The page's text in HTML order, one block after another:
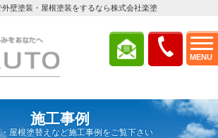
MENU
壁塗装・屋根塗装をするなら株式会社楽塗
施工事例
屋根塗替えなど施工事例をご覧下さい